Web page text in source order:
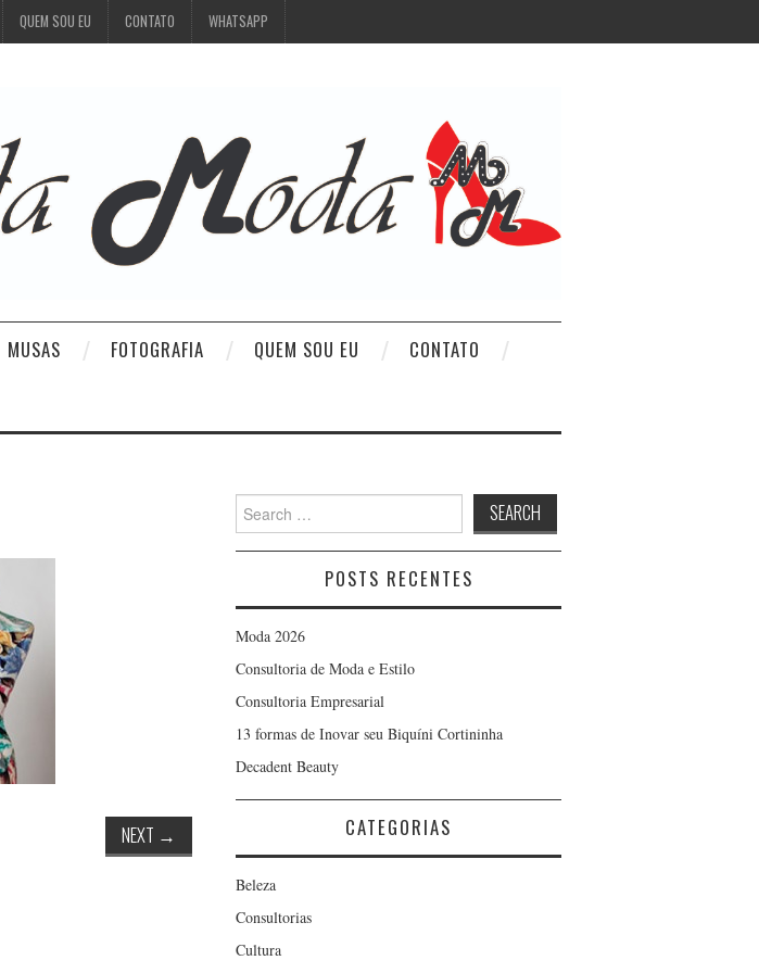
QUEM SOU EU CONTATO WHATSAPP
MUSAS FOTOGRAFIA QUEM SOU EU
CONTATO
NEXT →
Search
for:
POSTS RECENTES
Moda 2026
Consultoria de Moda e Estilo
Consultoria Empresarial
13 formas de Inovar seu Biquíni Cortininha
Decadent Beauty
CATEGORIAS
Beleza
Consultorias
Cultura